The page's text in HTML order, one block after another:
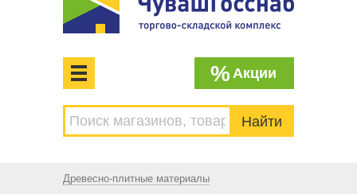
МЕНЮ
%Акции
Древесно-плитные материалы